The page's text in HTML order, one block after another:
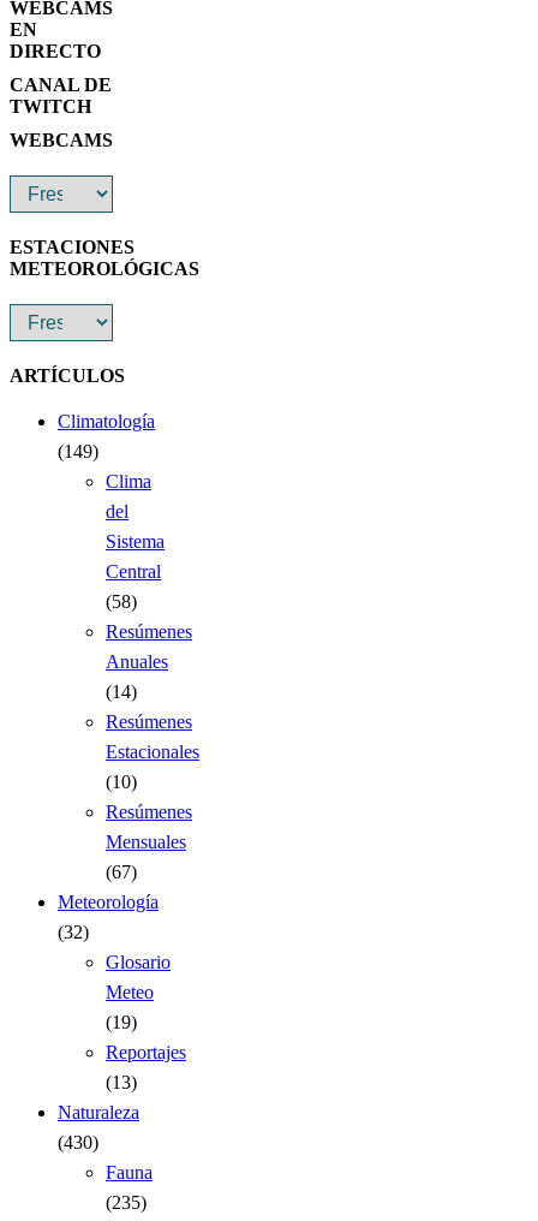
WEBCAMS
EN
DIRECTO
CANAL DE
TWITCH
WEBCAMS
ESTACIONES
METEOROLÓGICAS
ARTÍCULOS
Climatología
(149)
Clima
del
Sistema
Central
(58)
Resúmenes
Anuales
(14)
Resúmenes
Estacionales
(10)
Resúmenes
Mensuales
(67)
Meteorología
(32)
Glosario
Meteo
(19)
Reportajes
(13)
Naturaleza
(430)
Fauna
(235)